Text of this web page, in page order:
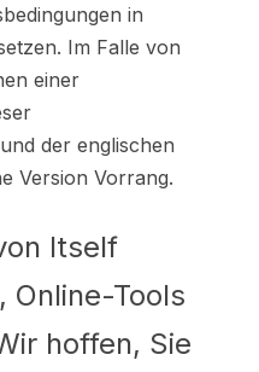
in
Im Falle von
einer
der englischen
Version Vorrang.
Itself
Online-Tools
hoffen, Sie